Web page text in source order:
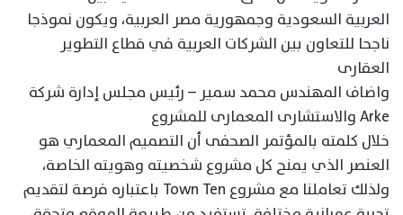
العربية السعودية وجمهورية مصر العربية، ويكون نموذجا
ناجحا للتعاون بين الشركات العربية في قطاع التطوير
العقارى
واضاف المهندس محمد سمير – رئيس مجلس إدارة شركة
Arke والاستشارى المعمارى للمشروع
خلال كلمته بالمؤتمر الصحفى أن التصميم المعماري هو
العنصر الذي يمنح كل مشروع شخصيته وهويته الخاصة،
ولذلك تعاملنا مع مشروع Town Ten باعتباره فرصة لتقديم